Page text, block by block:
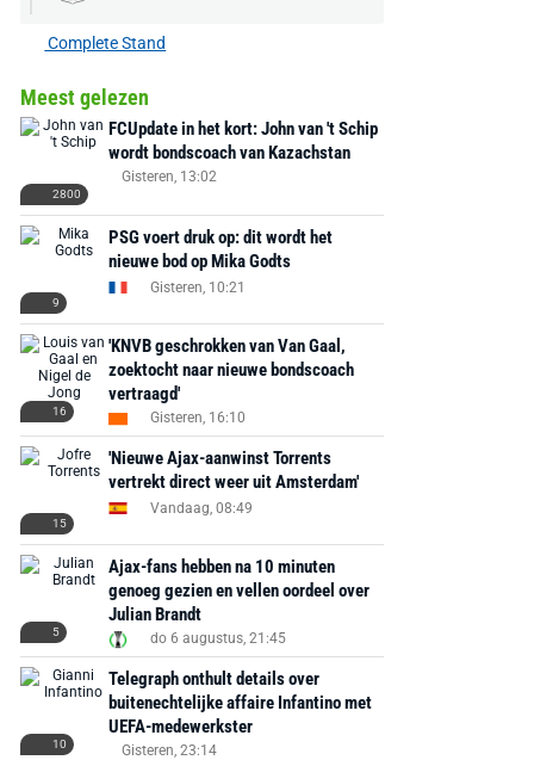
Complete Stand
Meest gelezen
2800
FCUpdate in het kort: John van 't Schip
wordt bondscoach van Kazachstan
Gisteren, 13:02
9
PSG voert druk op: dit wordt het
nieuwe bod op Mika Godts
Gisteren, 10:21
16
'KNVB geschrokken van Van Gaal,
zoektocht naar nieuwe bondscoach
vertraagd'
Gisteren, 16:10
15
'Nieuwe Ajax-aanwinst Torrents
vertrekt direct weer uit Amsterdam'
Vandaag, 08:49
5
Ajax-fans hebben na 10 minuten
genoeg gezien en vellen oordeel over
Julian Brandt
do 6 augustus, 21:45
10
Telegraph onthult details over
buitenechtelijke affaire Infantino met
UEFA-medewerkster
Gisteren, 23:14